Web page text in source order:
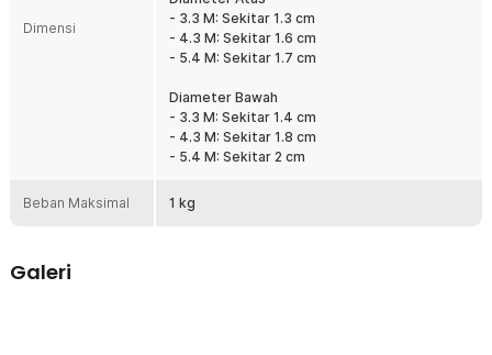
Cocok untuk pemancing pemula maupun berpengalaman.
Kelengkapan Produk
1 x TaffSPORT Joran Pancing Tegek Carbon Fiber Telescopic 6-
Dimensi
- 3.3 M: Sekitar 1.3 cm
- 4.3 M: Sekitar 1.6 cm
- 5.4 M: Sekitar 1.7 cm
Diameter Bawah
- 3.3 M: Sekitar 1.4 cm
- 4.3 M: Sekitar 1.8 cm
- 5.4 M: Sekitar 2 cm
Beban Maksimal 1 kg
Galeri